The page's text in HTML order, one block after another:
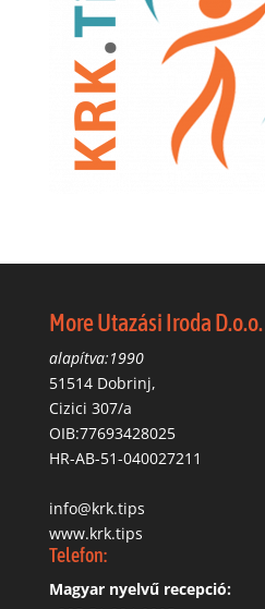
More Utazási Iroda D.o.o.
alapítva:1990
51514 Dobrinj,
Cizici 307/a
OIB:77693428025
HR-AB-51-040027211
info@krk.tips
www.krk.tips
Telefon:
Magyar nyelvű recepció: